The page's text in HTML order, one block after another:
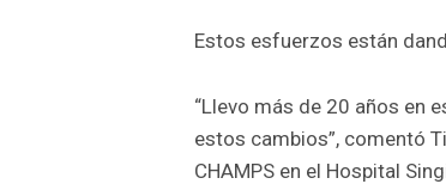
Estos esfuerzos están
“Llevo más de 20 años en
estos cambios”, comentó
CHAMPS en el Hospital